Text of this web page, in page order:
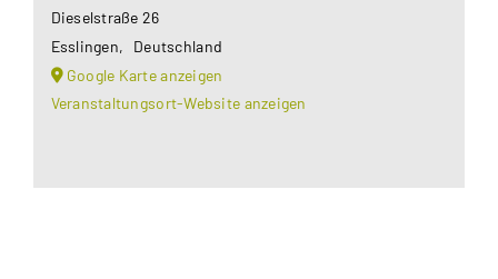
Dieselstraße 26
Esslingen,
Deutschland
Google Karte anzeigen
Veranstaltungsort-Website anzeigen